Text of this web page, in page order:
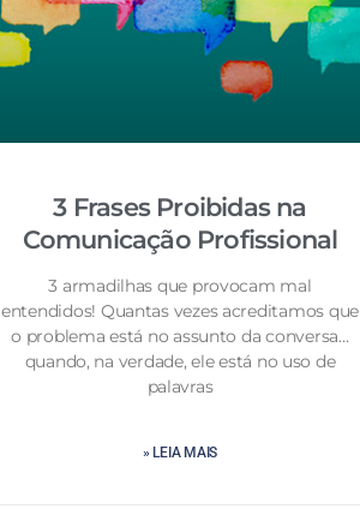
3 Frases Proibidas na
Comunicação Profissional
3 armadilhas que provocam mal
entendidos! Quantas vezes acreditamos que
o problema está no assunto da conversa…
quando, na verdade, ele está no uso de
palavras
» LEIA MAIS